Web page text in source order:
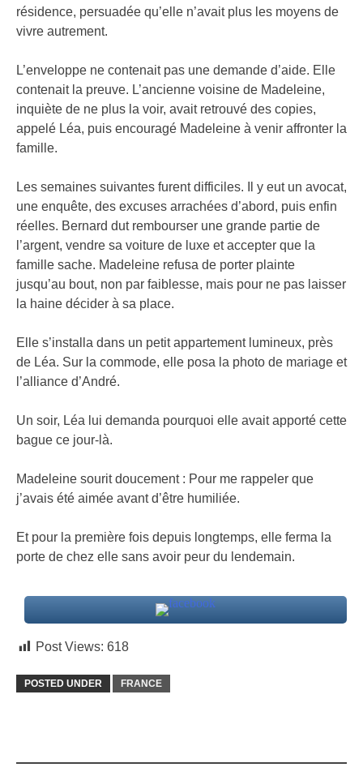
résidence, persuadée qu’elle n’avait plus les moyens de
vivre autrement.
L’enveloppe ne contenait pas une demande d’aide. Elle
contenait la preuve. L’ancienne voisine de Madeleine,
inquiète de ne plus la voir, avait retrouvé des copies,
appelé Léa, puis encouragé Madeleine à venir affronter la
famille.
Les semaines suivantes furent difficiles. Il y eut un avocat,
une enquête, des excuses arrachées d’abord, puis enfin
réelles. Bernard dut rembourser une grande partie de
l’argent, vendre sa voiture de luxe et accepter que la
famille sache. Madeleine refusa de porter plainte
jusqu’au bout, non par faiblesse, mais pour ne pas laisser
la haine décider à sa place.
Elle s’installa dans un petit appartement lumineux, près
de Léa. Sur la commode, elle posa la photo de mariage et
l’alliance d’André.
Un soir, Léa lui demanda pourquoi elle avait apporté cette
bague ce jour-là.
Madeleine sourit doucement : Pour me rappeler que
j’avais été aimée avant d’être humiliée.
Et pour la première fois depuis longtemps, elle ferma la
porte de chez elle sans avoir peur du lendemain.
Post Views: 618
POSTED UNDER FRANCE